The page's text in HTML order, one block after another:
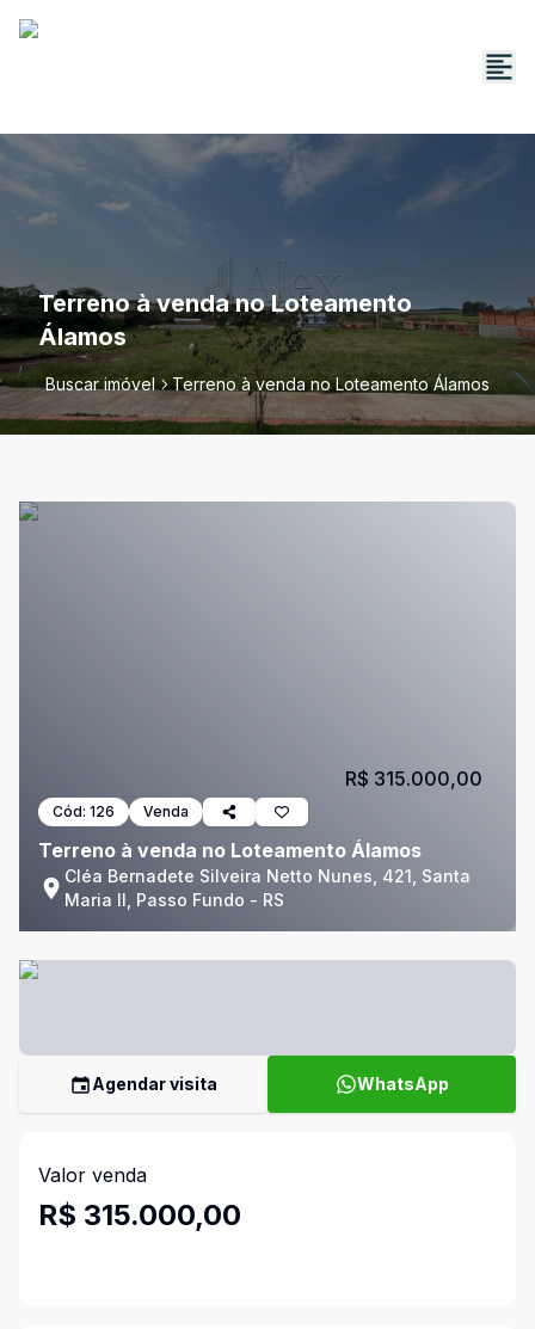
Terreno à venda no Loteamento
Álamos
Buscar imóvel Terreno à venda no Loteamento Álamos
Cód: 126 Venda
Terreno à venda no Loteamento Álamos
Cléa Bernadete Silveira Netto Nunes, 421, Santa
Maria II, Passo Fundo - RS
R$ 315.000,00
Agendar visita WhatsApp
Valor venda
R$ 315.000,00